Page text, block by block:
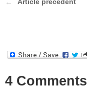
4 Comments